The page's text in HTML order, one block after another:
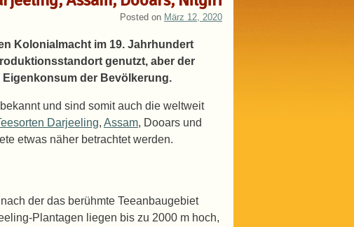
Posted on März 12, 2020
Kolonialmacht im 19. Jahrhundert
genutzt, aber der
der Bevölkerung.
und sind somit auch die weltweit
Darjeeling, Assam, Dooars und
etwas näher betrachtet werden.
nach der das berühmte Teeanbaugebiet
Plantagen liegen bis zu 2000 m hoch,